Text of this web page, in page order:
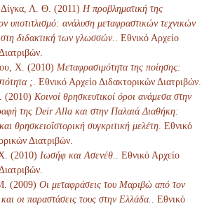
Λ. Θ. (2011) Η προβληματική της
υποτιτλισμό: ανάλυση μεταφραστικών τεχνικών
διδακτική των γλωσσών.
. Εθνικό Αρχείο
Χ. (2010) Μεταφρασιμότητα της ποίησης:
; . Εθνικό Αρχείο Διδακτορικών Διατριβών.
(2010) Κοινοί θρησκευτικοί όροι ανάμεσα στην
της Deir Alla και στην Παλαιά Διαθήκη:
θρησκειοϊστορική συγκριτική μελέτη . Εθνικό
Διατριβών.
(2010) Ιωσήφ και Ασενέθ.
. Εθνικό Αρχείο
(2009) Οι μεταφράσεις του Μαριβώ από τον
οι παραστάσεις τους στην Ελλάδα.
. Εθνικό